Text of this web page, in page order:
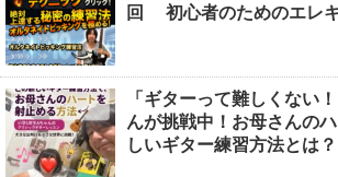
回 初心者のためのエレ
「ギターって難しくない
んが挑戦中！お母さんの
しいギター練習方法とは？